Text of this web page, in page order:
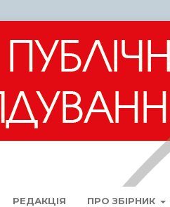
РЕДАКЦІЯ ПРО ЗБІРНИК